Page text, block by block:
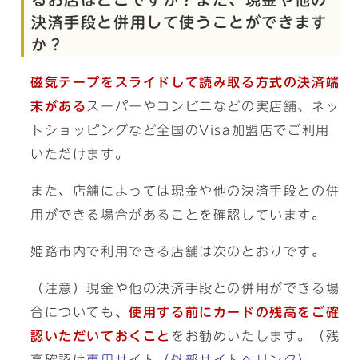
決済手段と併用して使うことができます
か？
磁気テープをスライドして読み取る方式の決済端
末がある スーパーやコンビニなどの実店舗、ネッ
トショッピングなど全国のVisa加盟店でご利用
いただけます。
また、店舗によっては現金や他の決済手段との併
用ができる場合があることを確認しています。
姫路市内で利用できる店舗は次のとおりです。
（注意）現金や他の決済手段との併用ができる場
合についても、使用する前にカードの残高をご確
認いただいておくこと をお勧めいたします。（残